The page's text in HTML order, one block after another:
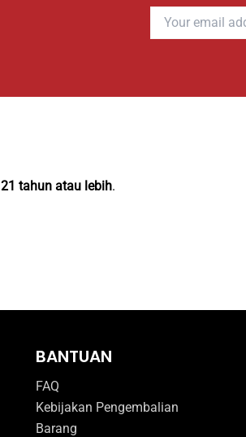
21 tahun atau lebih.
BANTUAN
FAQ
Kebijakan Pengembalian
Barang